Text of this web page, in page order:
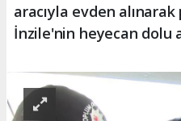
aracıyla evden
İnzile'nin heyecan dolu